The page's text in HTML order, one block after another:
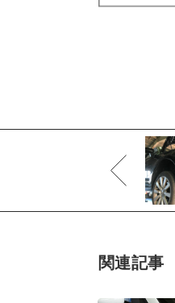
関連記事